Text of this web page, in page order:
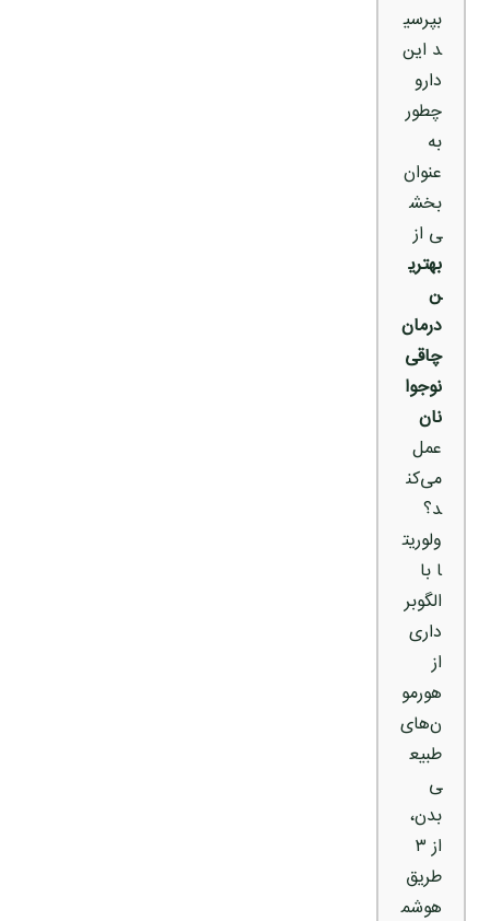
بپرسی
د این
دارو
چطور
به
عنوان
بخش
ی از
بهتری
ن
درمان
چاقی
نوجوا
نان
عمل
می‌کن
د؟
ولوریت
ا با
الگوبر
داری
از
هورمو
ن‌های
طبیع
ی
بدن،
از ۳
طریق
هوشم